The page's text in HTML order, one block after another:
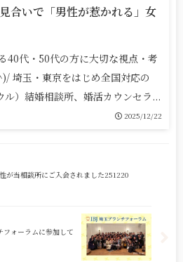
合いで「男性が惹かれる」女
40代・50代の方に大切な視点・考
埼玉・東京をはじめ全国対応の
）結婚相談所、婚活カウンセラ...
2025/12/22
が当相談所にご入会されました251220
フォーラムに参加して